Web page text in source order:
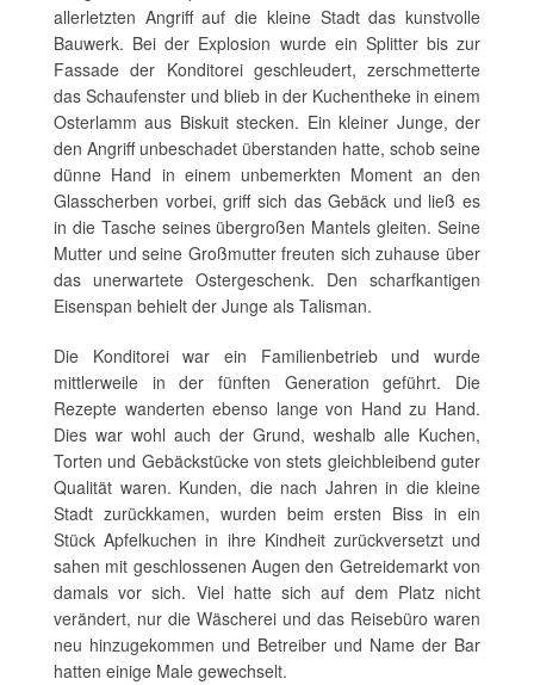
allerletzten Angriff auf die kleine Stadt das kunstvolle
Bauwerk. Bei der Explosion wurde ein Splitter bis zur
Fassade der Konditorei geschleudert, zerschmetterte
das Schaufenster und blieb in der Kuchentheke in einem
Osterlamm aus Biskuit stecken. Ein kleiner Junge, der
den Angriff unbeschadet überstanden hatte, schob seine
dünne Hand in einem unbemerkten Moment an den
Glasscherben vorbei, griff sich das Gebäck und ließ es
in die Tasche seines übergroßen Mantels gleiten. Seine
Mutter und seine Großmutter freuten sich zuhause über
das unerwartete Ostergeschenk. Den scharfkantigen
Eisenspan behielt der Junge als Talisman.
Die Konditorei war ein Familienbetrieb und wurde
mittlerweile in der fünften Generation geführt. Die
Rezepte wanderten ebenso lange von Hand zu Hand.
Dies war wohl auch der Grund, weshalb alle Kuchen,
Torten und Gebäckstücke von stets gleichbleibend guter
Qualität waren. Kunden, die nach Jahren in die kleine
Stadt zurückkamen, wurden beim ersten Biss in ein
Stück Apfelkuchen in ihre Kindheit zurückversetzt und
sahen mit geschlossenen Augen den Getreidemarkt von
damals vor sich. Viel hatte sich auf dem Platz nicht
verändert, nur die Wäscherei und das Reisebüro waren
neu hinzugekommen und Betreiber und Name der Bar
hatten einige Male gewechselt.